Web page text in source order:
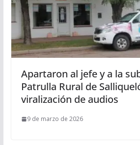
Apartaron al jefe y a la
Patrulla Rural de
viralización de audios
9 de marzo de 2026